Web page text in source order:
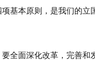
基本原则，是我们的立
全面深化改革，完善和